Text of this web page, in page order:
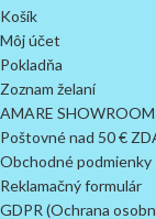
Košík
Môj účet
Pokladňa
Zoznam želaní
AMARE SHOWROOM
Poštovné nad 50 €
Obchodné podmienky
Reklamačný formulár
GDPR (Ochrana